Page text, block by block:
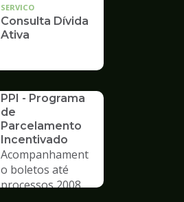
SERVICO
Consulta Dívida
Ativa
PPI - Programa
de
Parcelamento
Incentivado
Acompanhament
o boletos até
processos 2008